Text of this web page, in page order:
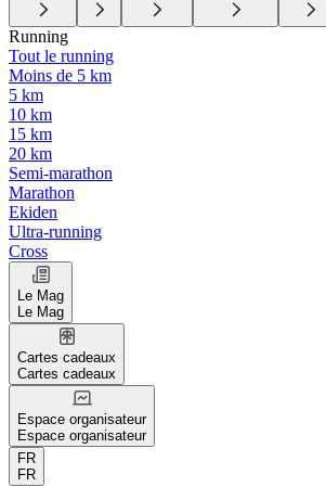
Running
Tout le running
Moins de 5 km
5 km
10 km
15 km
20 km
Semi-marathon
Marathon
Ekiden
Ultra-running
Cross
Le Mag
Le Mag
Cartes cadeaux
Cartes cadeaux
Espace organisateur
Espace organisateur
FR
FR